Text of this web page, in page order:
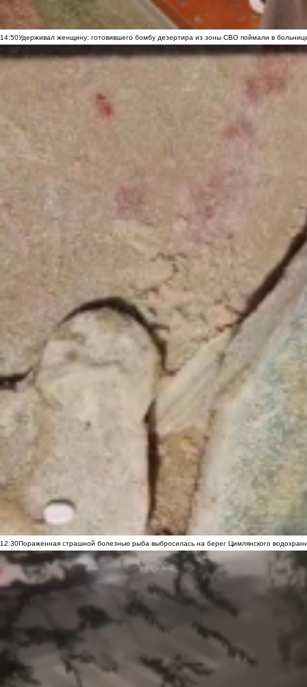
14:50Удерживал женщину: готовившего бомбу дезертира из зоны СВО поймали в
12:30Пораженная страшной болезнью рыба выбросилась на берег Цимлянского